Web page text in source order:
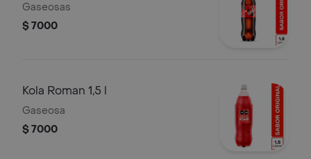
Gaseosas
$ 7000
Kola Roman 1,5 l
Gaseosa
$ 7000